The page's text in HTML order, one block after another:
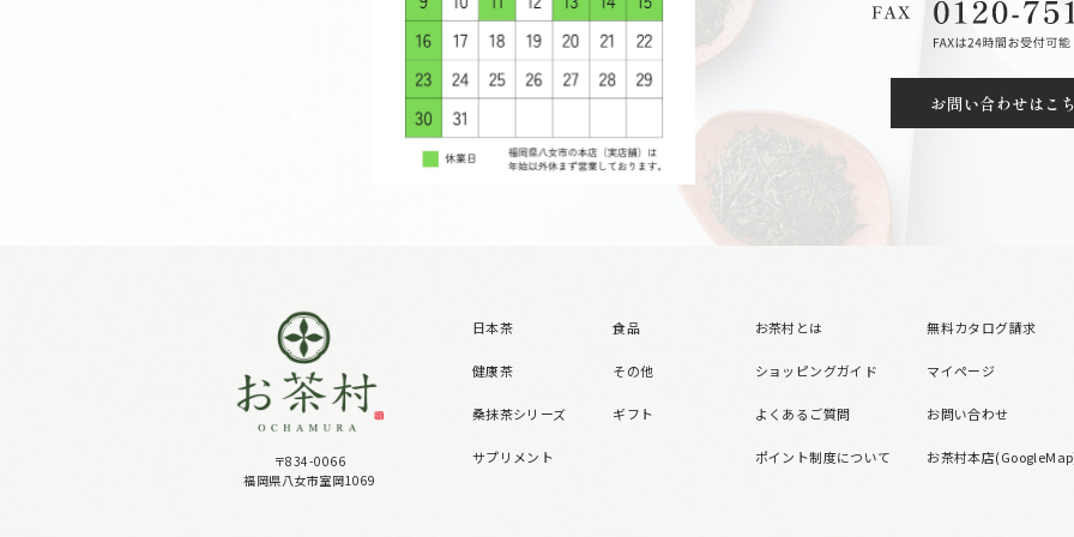
お問い合わせはこ
〒834-0066
福岡県八女市室岡1069
日本茶
健康茶
桑抹茶シリーズ
サプリメント
食品
その他
ギフト
お茶村とは
ショッピングガイド
よくあるご質問
ポイント制度について
無料カタログ請求
マイページ
お問い合わせ
お茶村本店